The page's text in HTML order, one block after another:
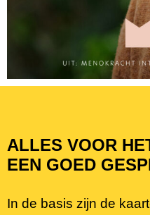
ALLES VOOR
EEN GOED
In de basis zijn de